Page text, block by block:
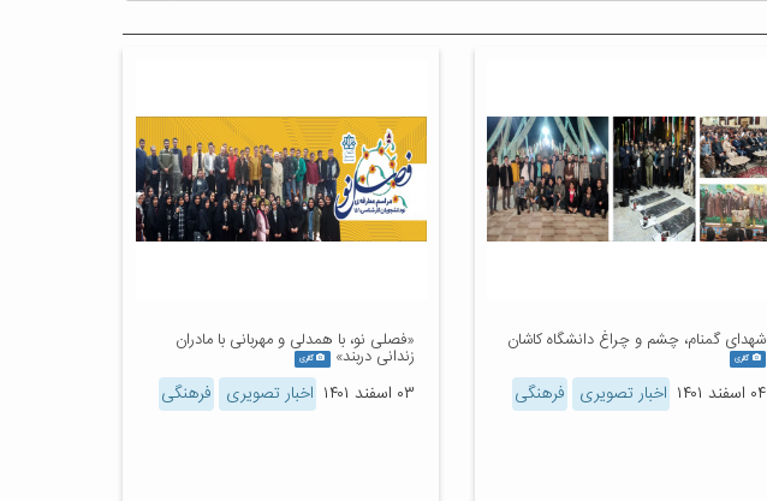
شهدای گمنام، چشم و چراغ دانشگاه کاشان
گالری
۰۴ اسفند ۱۴۰۱ اخبار تصویری فرهنگی
«فصلی نو، با همدلی و مهربانی با مادران
زندانی دربند» گالری
۰۳ اسفند ۱۴۰۱ اخبار تصویری فرهنگی